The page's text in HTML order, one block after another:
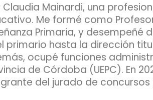
Claudia Mainardi, una
Me formé como
Primaria, y desempeñé
primario hasta la dirección
ocupé funciones
de Córdoba (UEPC). En
del jurado de